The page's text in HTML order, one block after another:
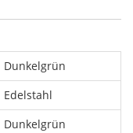
Dunkelgrün
Edelstahl
Dunkelgrün